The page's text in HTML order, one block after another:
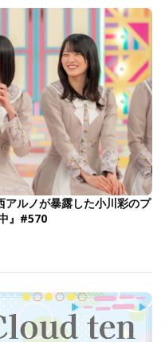
アルノが暴露した小川彩のプ
』#570